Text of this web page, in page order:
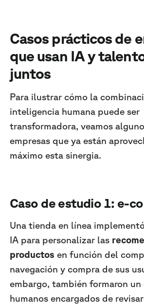
Casos prácticos de
que usan IA y
juntos
Para ilustrar cómo la
inteligencia humana puede ser
transformadora, veamos
empresas que ya están
máximo esta sinergia.
Caso de estudio 1: e-
Una tienda en línea
IA para personalizar las
productos en función del
navegación y compra de sus
embargo, también formaron
humanos encargados de